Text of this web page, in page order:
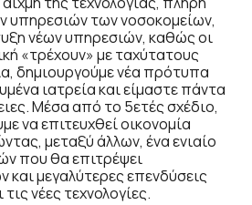
υπηρεσιών των νοσοκομείων,
νέων υπηρεσιών, καθώς οι
«τρέχουν» με ταχύτατους
δημιουργούμε νέα πρότυπα
ιατρεία και είμαστε πάντα
Μέσα από το 5ετές σχέδιο,
να επιτευχθεί οικονομία
μεταξύ άλλων, ένα ενιαίο
που θα επιτρέψει
μεγαλύτερες επενδύσεις
νέες τεχνολογίες.